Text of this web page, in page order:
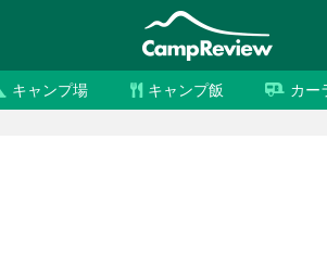
キャンプ場 キャンプ飯 カー